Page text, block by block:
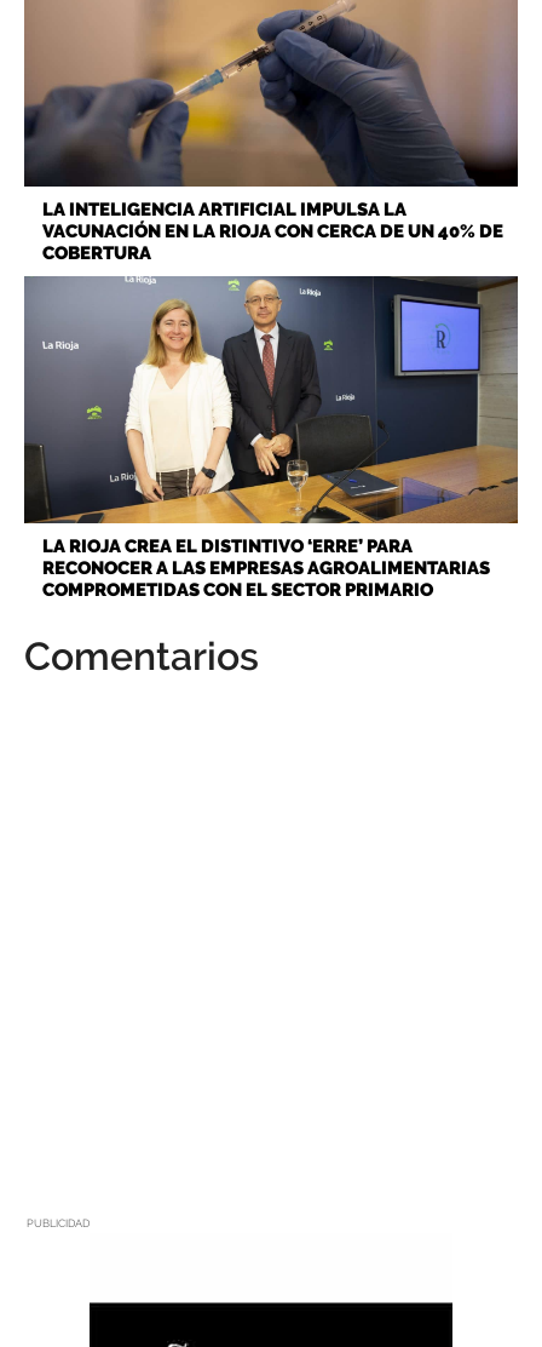
LA INTELIGENCIA ARTIFICIAL IMPULSA LA
VACUNACIÓN EN LA RIOJA CON CERCA DE UN 40% DE
COBERTURA
LA RIOJA CREA EL DISTINTIVO ‘ERRE’ PARA
RECONOCER A LAS EMPRESAS AGROALIMENTARIAS
COMPROMETIDAS CON EL SECTOR PRIMARIO
Comentarios
PUBLICIDAD